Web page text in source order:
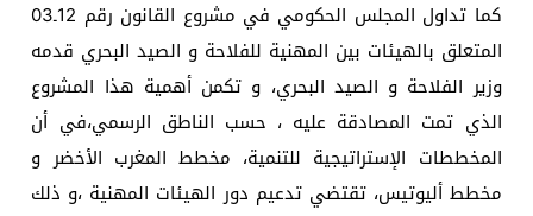
كما تداول المجلس الحكومي في مشروع القانون رقم 12ـ03
المتعلق بالهيئات بين المهنية للفلاحة و الصيد البحري قدمه
وزير الفلاحة و الصيد البحري، و تكمن أهمية هذا المشروع
الذي تمت المصادقة عليه ، حسب الناطق الرسمي،في أن
المخططات الإستراتيجية للتنمية، مخطط المغرب الأخضر و
مخطط أليوتيس، تقتضي تدعيم دور الهيئات المهنية ،و ذلك